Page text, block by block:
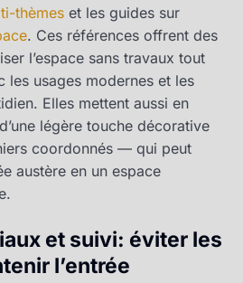
thèmes et les guides sur
. Ces références offrent des
l’espace sans travaux tout
les usages modernes et les
Elles mettent aussi en
légère touche décorative
coordonnés — qui peut
austère en un espace
et suivi: éviter les
l’entrée